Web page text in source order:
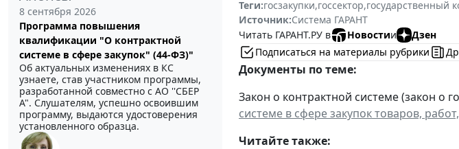
8 сентября 2026
Программа повышения
квалификации "О контрактной
системе в сфере закупок" (44-ФЗ)"
Об актуальных изменениях в КС
узнаете, став участником программы,
разработанной совместно с АО ''СБЕР
А". Слушателям, успешно освоившим
программу, выдаются удостоверения
установленного образца.
Теги:госзакупки,госсектор,государственный
Источник:Система ГАРАНТ
Читать ГАРАНТ.РУ в
Новостии
Дзен
Подписаться на материалы рубрики
Документы по теме:
Закон о контрактной системе (закон о
системе в сфере закупок товаров,
Читайте также: